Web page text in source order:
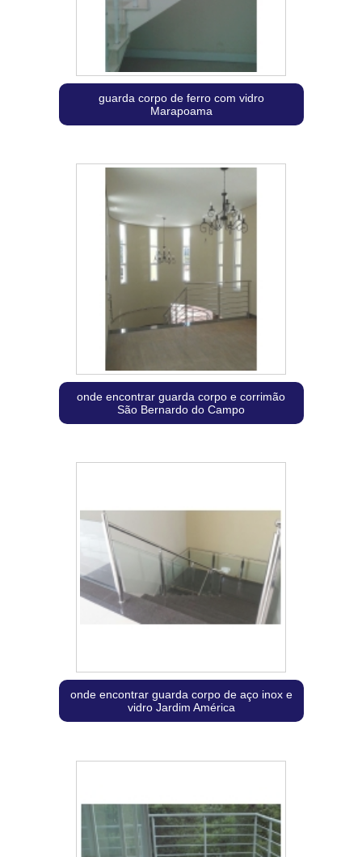
guarda corpo de ferro com vidro
Marapoama
onde encontrar guarda corpo e corrimão
São Bernardo do Campo
onde encontrar guarda corpo de aço inox e
vidro Jardim América